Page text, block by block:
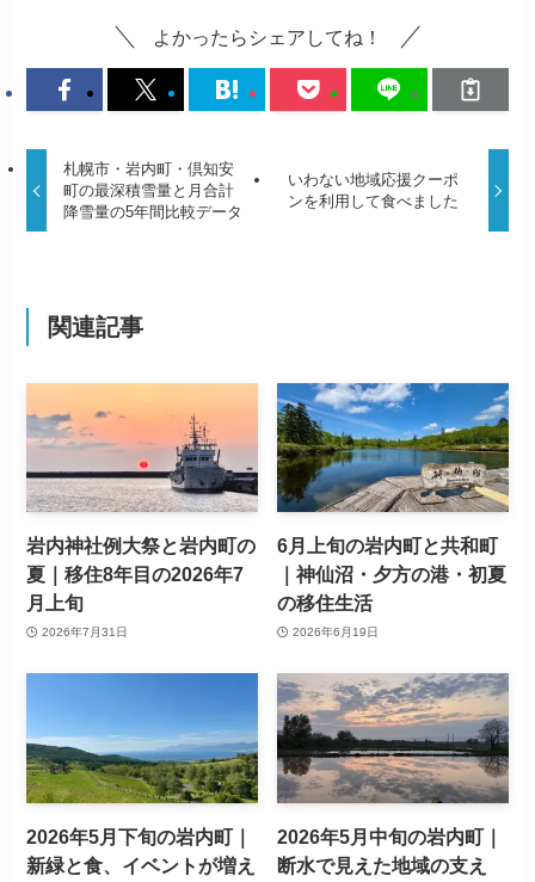
よかったらシェアしてね！
札幌市・岩内町・倶知安
町の最深積雪量と月合計
降雪量の5年間比較データ
いわない地域応援クーポ
ンを利用して食べました
関連記事
岩内神社例大祭と岩内町の
夏｜移住8年目の2026年7
月上旬
2026年7月31日
6月上旬の岩内町と共和町
｜神仙沼・夕方の港・初夏
の移住生活
2026年6月19日
2026年5月下旬の岩内町｜
新緑と食、イベントが増え
2026年5月中旬の岩内町｜
断水で見えた地域の支え